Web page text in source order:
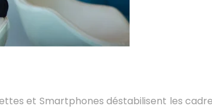
et Smartphones déstabilisent les